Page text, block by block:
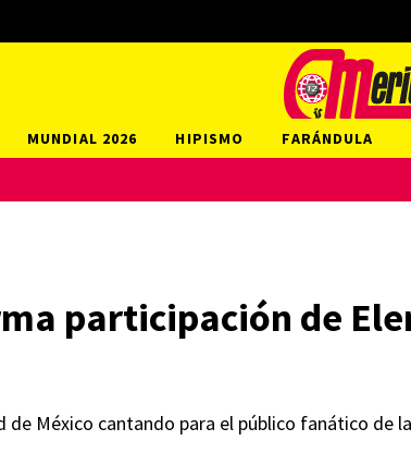
participación de
de México cantando para el público fanático de
MUNDIAL 2026 HIPISMO FARÁNDULA